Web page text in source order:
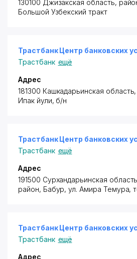
130100 Джизакская область,
Большой Узбекский тракт
Трастбанк Центр банковских
Трастбанк ещё
Адрес
181300 Кашкадарьинская
Ипак йули, б/н
Трастбанк Центр банковских
Трастбанк ещё
Адрес
191500 Сурхандарьинская
район, Бабур, ул. Амира Темура,
Трастбанк Центр банковских
Трастбанк ещё
Адрес